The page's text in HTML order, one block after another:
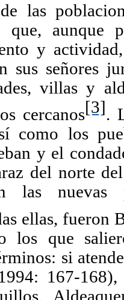
las
que, aunque
y
sus señores
villas y
cercanos[3].
como los
y el
del norte
las nuevas
ellas, fueron
los que
si
167-